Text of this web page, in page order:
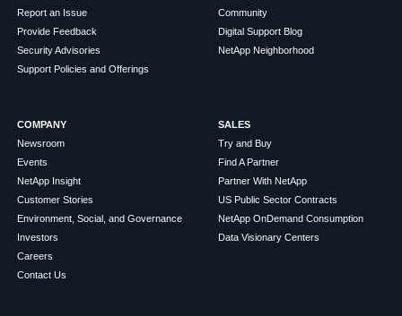
Report an Issue
Provide Feedback
Security Advisories
Support Policies and Offerings
Community
Digital Support Blog
NetApp Neighborhood
COMPANY
Newsroom
Events
NetApp Insight
Customer Stories
Environment, Social, and Governance
Investors
Careers
Contact Us
SALES
Try and Buy
Find A Partner
Partner With NetApp
US Public Sector Contracts
NetApp OnDemand Consumption
Data Visionary Centers